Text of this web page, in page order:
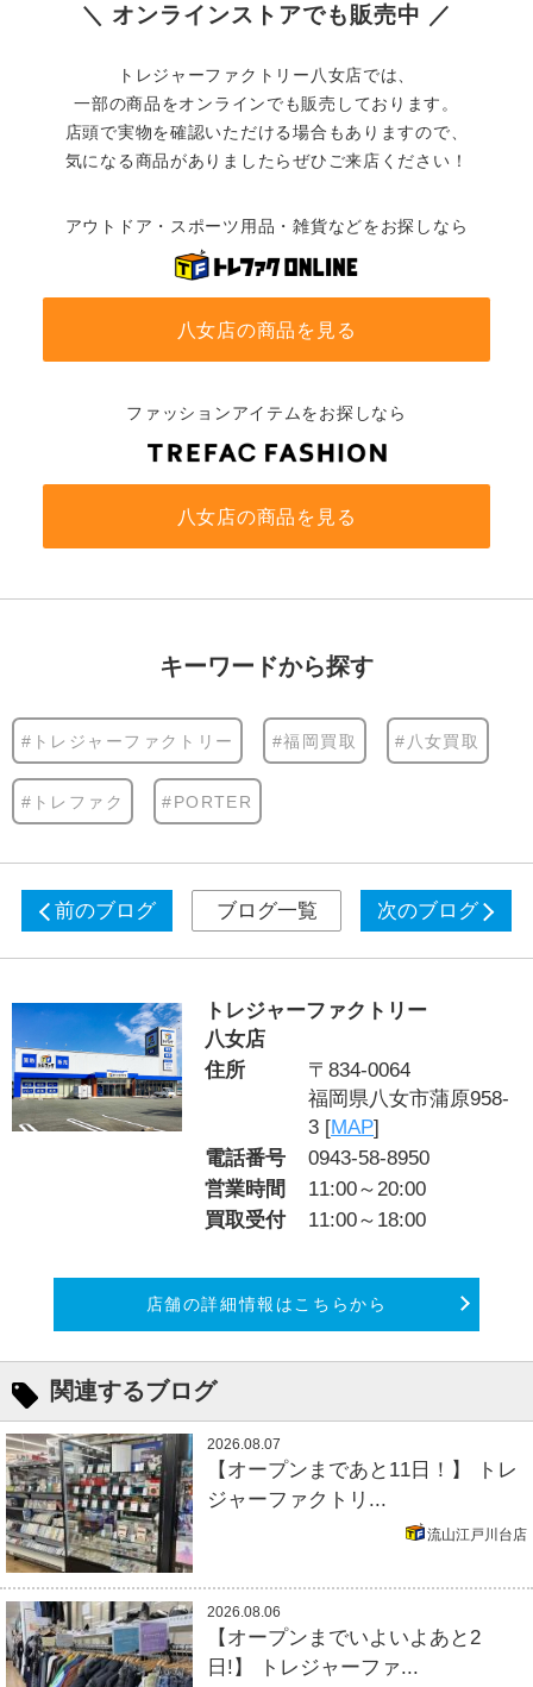
＼ オンラインストアでも販売中 ／
トレジャーファクトリー八女店では、
一部の商品をオンラインでも販売しております。
店頭で実物を確認いただける場合もありますので、
気になる商品がありましたらぜひご来店ください！
アウトドア・スポーツ用品・雑貨などをお探しなら
八女店の商品を見る
ファッションアイテムをお探しなら
八女店の商品を見る
キーワードから探す
#トレジャーファクトリー #福岡買取 #八女買取
#トレファク #PORTER
前のブログ ブログ一覧 次のブログ
トレジャーファクトリー
八女店
住所
〒834-0064
福岡県八女市蒲原958-
3 [MAP]
電話番号
0943-58-8950
営業時間
11:00～20:00
買取受付
11:00～18:00
店舗の詳細情報はこちらから
関連するブログ
2026.08.07
【オープンまであと11日！】 トレ
ジャーファクトリ...
流山江戸川台店
2026.08.06
【オープンまでいよいよあと2
日!】 トレジャーファ...